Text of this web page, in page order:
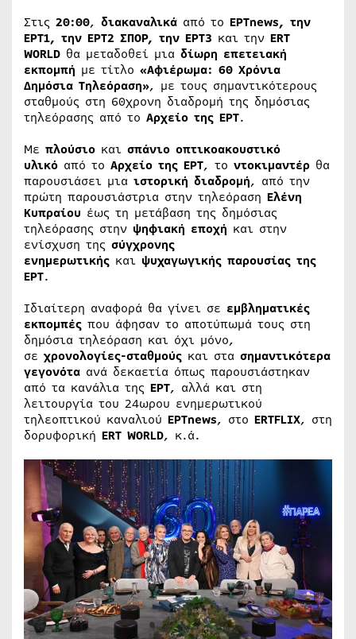
Στις 20:00, διακαναλικά από το ΕΡΤnews, την
ΕΡΤ1, την ΕΡΤ2 ΣΠΟΡ, την ΕΡΤ3 και την ERT
WORLD θα μεταδοθεί μια δίωρη επετειακή
εκπομπή με τίτλο «Αφιέρωμα: 60 Χρόνια
Δημόσια Τηλεόραση», με τους σημαντικότερους
σταθμούς στη 60χρονη διαδρομή της δημόσιας
τηλεόρασης από το Αρχείο της ΕΡΤ.
Με πλούσιο και σπάνιο οπτικοακουστικό
υλικό από το Αρχείο της ΕΡΤ, το ντοκιμαντέρ θα
παρουσιάσει μια ιστορική διαδρομή, από την
πρώτη παρουσιάστρια στην τηλεόραση Ελένη
Κυπραίου έως τη μετάβαση της δημόσιας
τηλεόρασης στην ψηφιακή εποχή και στην
ενίσχυση της σύγχρονης
ενημερωτικής και ψυχαγωγικής παρουσίας της
ΕΡΤ.
Ιδιαίτερη αναφορά θα γίνει σε εμβληματικές
εκπομπές που άφησαν το αποτύπωμά τους στη
δημόσια τηλεόραση και όχι μόνο,
σε χρονολογίες-σταθμούς και στα σημαντικότερα
γεγονότα ανά δεκαετία όπως παρουσιάστηκαν
από τα κανάλια της ΕΡΤ, αλλά και στη
λειτουργία του 24ωρου ενημερωτικού
τηλεοπτικού καναλιού ΕΡΤnews, στο ERTFLIX, στη
δορυφορική ERT WORLD, κ.ά.